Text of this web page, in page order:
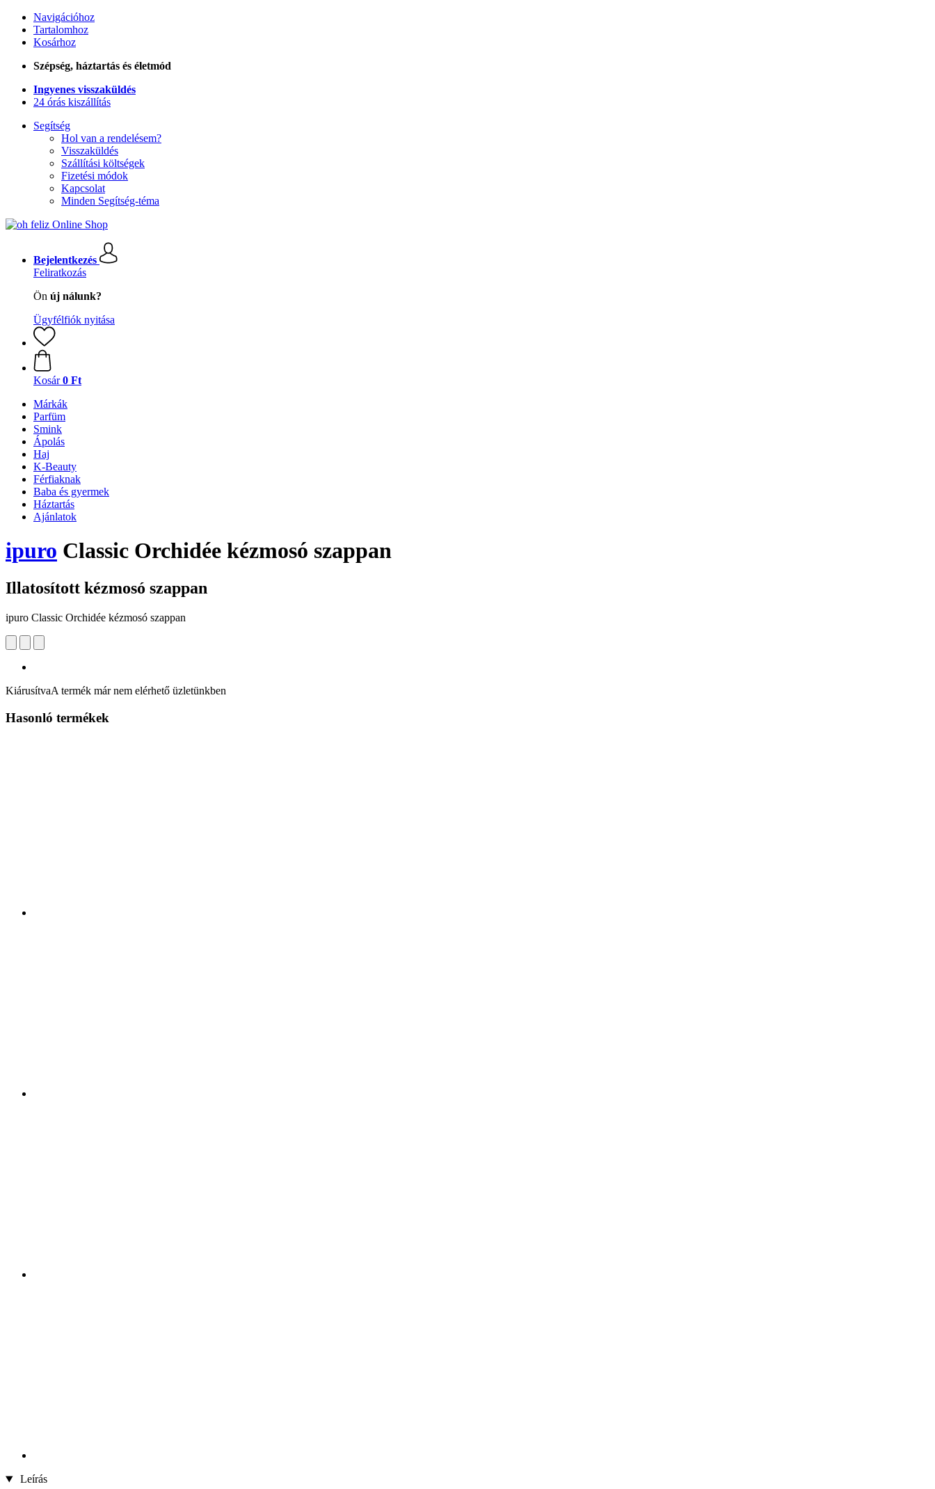
Navigációhoz
Tartalomhoz
Kosárhoz
Szépség, háztartás és életmód
Ingyenes visszaküldés
24 órás kiszállítás
Segítség
Hol van a rendelésem?
Visszaküldés
Szállítási költségek
Fizetési módok
Kapcsolat
Minden Segítség-téma
Bejelentkezés
Feliratkozás
Ön új nálunk?
Ügyfélfiók nyitása
Kosár 0 Ft
Márkák
Parfüm
Smink
Ápolás
Haj
K-Beauty
Férfiaknak
Baba és gyermek
Háztartás
Ajánlatok
ipuro Classic Orchidée kézmosó szappan
Illatosított kézmosó szappan
ipuro Classic Orchidée kézmosó szappan
KiárusítvaA termék már nem elérhető üzletünkben
Hasonló termékek
Leírás